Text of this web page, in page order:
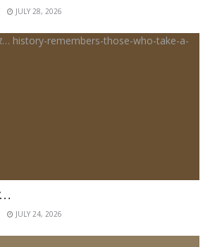
JULY 28, 2026
JULY 24, 2026